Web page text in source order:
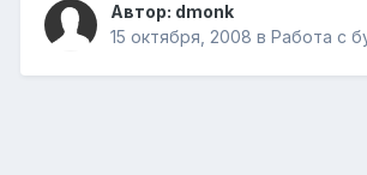
Автор: dmonk
15 октября, 2008 в Работа с